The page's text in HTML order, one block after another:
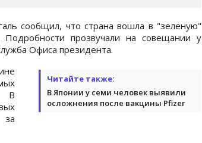
сообщил, что страна вошла в "зеленую"
Подробности прозвучали на совещании у
Офиса президента.
Читайте также:
В Японии у семи человек выявили
осложнения после вакцины Pfizer
В
за